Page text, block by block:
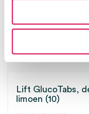
Lift GlucoTabs,
limoen (10)